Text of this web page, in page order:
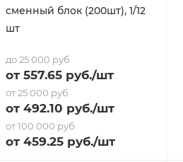
сменный блок (200шт), 1/12
шт
до 25 000 руб
от 557.65 руб./шт
от 25 000 руб
от 492.10 руб./шт
от 100 000 руб
от 459.25 руб./шт